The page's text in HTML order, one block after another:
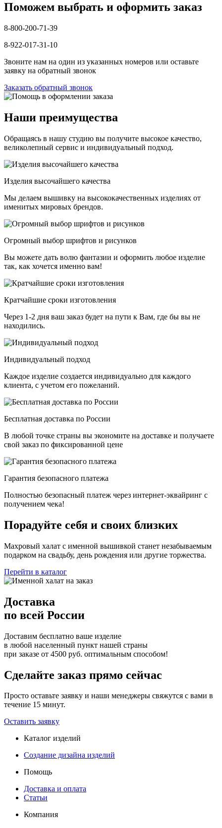
Поможем выбрать и оформить заказ
8-800-200-71-39
8-922-017-31-10
Звоните нам на один из указанных номеров или оставьте
заявку на обратный звонок
Заказать обратный звонок
Наши преимущества
Обращаясь в нашу студию вы получите высокое качество,
великолепный сервис и индивидуальный подход.
Изделия высочайшего качества
Мы делаем вышивку на высококачественных изделиях от
именитых мировых брендов.
Огромный выбор шрифтов и рисунков
Вы можете дать волю фантазии и оформить любое изделие
так, как хочется именно вам!
Кратчайшие сроки изготовления
Через 1-2 дня ваш заказ будет на пути к Вам, где бы вы не
находились.
Индивидуальный подход
Каждое изделие создается индивидуально для каждого
клиента, с учетом его пожеланий.
Бесплатная доставка по России
В любой точке страны вы экономите на доставке и получаете
свой заказ по фиксированной цене
Гарантия безопасного платежа
Полностью безопасный платеж через интернет-эквайринг с
получением чека!
Порадуйте себя и своих близких
Махровый халат с именной вышивкой станет незабываемым
подарком на свадьбу, день рождения или другие торжества.
Перейти в каталог
Доставка
по всей России
Доставим бесплатно ваше изделие
в любой населенный пункт нашей страны
при заказе от 4500 руб. оптимальным способом!
Сделайте заказ прямо сейчас
Просто оставьте заявку и наши менеджеры свяжутся с вами в
течение 15 минут.
Оставить заявку
Каталог изделий
Создание дизайна изделий
Помощь
Доставка и оплата
Статьи
Компания